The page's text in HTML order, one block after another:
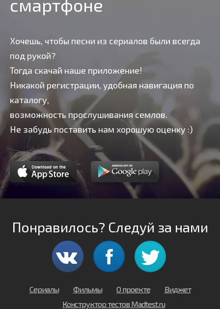
смартфоне
Хочешь, чтобы песни из сериалов были всегда
под рукой?
Тогда скачай наше приложение!
Никакой регистрации, удобная навигация по
каталогу,
возможность прослушивания семлов.
Не забудь поставить нам хорошую оценку :)
Понравилось? Следуй за нами
Сериалы Фильмы О проекте
Виджет
Конструктор тестов Madtest.ru